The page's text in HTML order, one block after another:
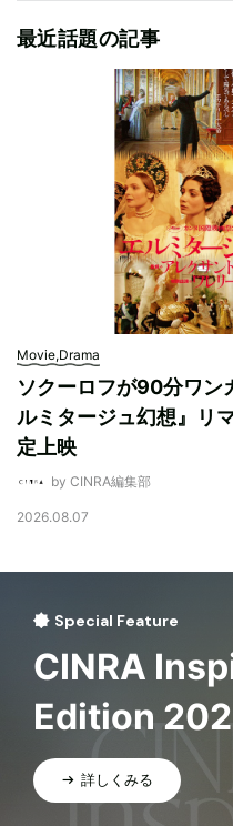
最近話題の記事
Movie,Drama
ソクーロフが90分ワン
ルミタージュ幻想』リ
定上映
by CINRA編集部
2026.08.07
Special Feature
CINRA
Edition
詳しくみる